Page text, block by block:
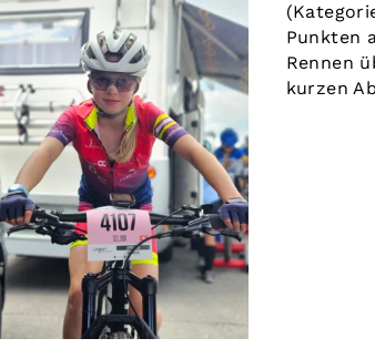
Punkten
Rennen
kurzen